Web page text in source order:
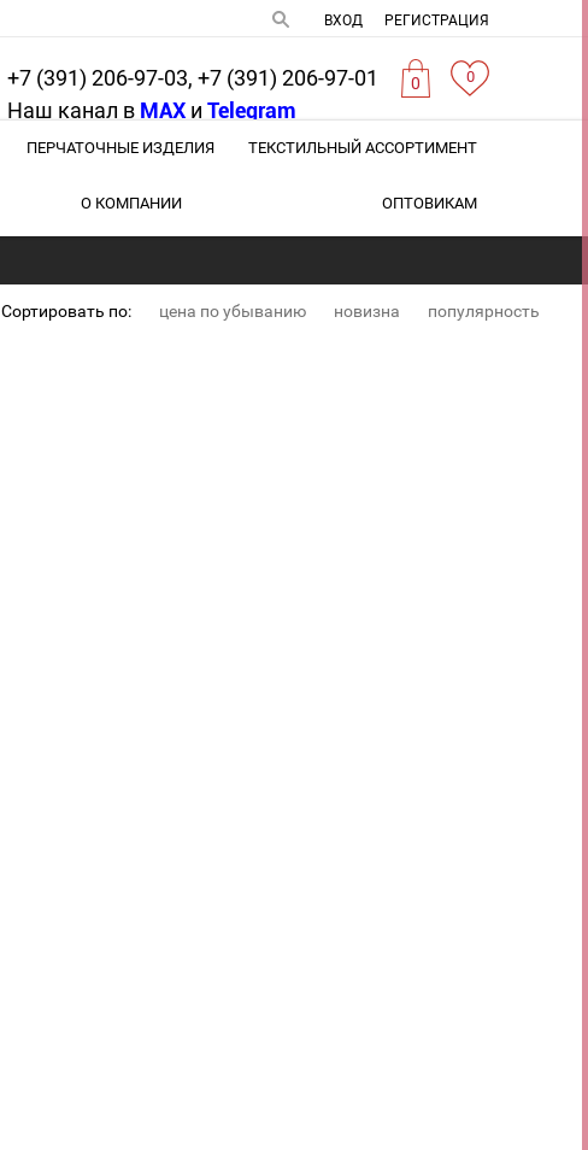
ВХОД РЕГИСТРАЦИЯ
0 0
+7 (391) 206-97-03, +7 (391) 206-97-01
Наш канал в MAX и Telegram
ПЕРЧАТОЧНЫЕ ИЗДЕЛИЯ ТЕКСТИЛЬНЫЙ АССОРТИМЕНТ
О КОМПАНИИ ОПТОВИКАМ
Сортировать по: цена по убыванию новизна популярность